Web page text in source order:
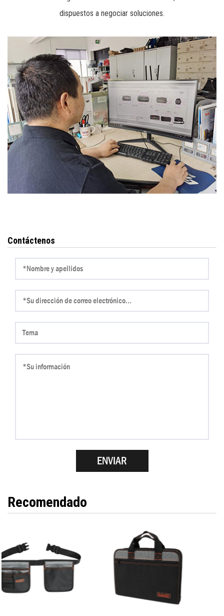
aficionados al bricolaje para herramientas almacenamiento.
dispuestos a negociar soluciones.
Contáctenos
Recomendado